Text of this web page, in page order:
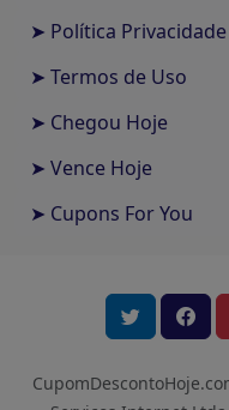
➤ Política Privacidade
➤ Termos de Uso
➤ Chegou Hoje
➤ Vence Hoje
➤ Cupons For You